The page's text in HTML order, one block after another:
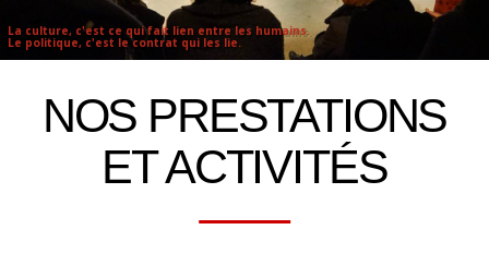
La culture, c'est ce qui fait lien entre les humains.
Le politique, c'est le contrat qui les lie.
NOS PRESTATIONS
ET ACTIVITÉS